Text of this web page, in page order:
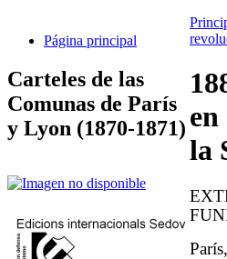
Página principal
Carteles de las
Comunas de París
y Lyon (1870-1871)
la